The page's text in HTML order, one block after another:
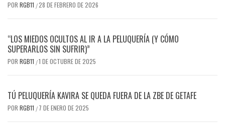
POR RGB11 /28 DE FEBRERO DE 2026
“LOS MIEDOS OCULTOS AL IR A LA PELUQUERÍA (Y CÓMO
SUPERARLOS SIN SUFRIR)”
POR RGB11 /1 DE OCTUBRE DE 2025
TÚ PELUQUERÍA KAVIRA SE QUEDA FUERA DE LA ZBE DE GETAFE
POR RGB11 / 7 DE ENERO DE 2025